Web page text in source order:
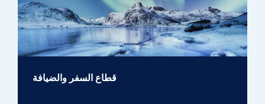
قطاع السفر والضيافة